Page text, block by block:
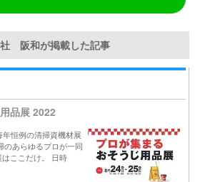
阪和が掲載した記事
品展 2022
恒例の清掃資機材展
のあらゆるプロが一同
ここだけ。 日時